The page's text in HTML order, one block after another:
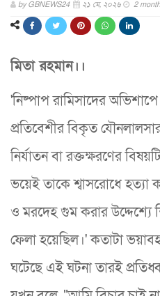
byGBNEWS24 ২১ মে, ২০২৬ 2
মিতা রহমান।।
'নিষ্পাপ রামিসাদের
প্রতিবেশীর বিকৃত
নির্যাতন বা রক্তক্ষরণের
ভয়েই তাকে শ্বাসরোধে
ও মরদেহ গুম করার উদ্দেশ্যে
ফেলা হয়েছিল।' কতাটা
ঘটেছে এই ঘটনা তারই